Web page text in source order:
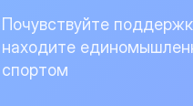
Почувствуйте
находите
спортом